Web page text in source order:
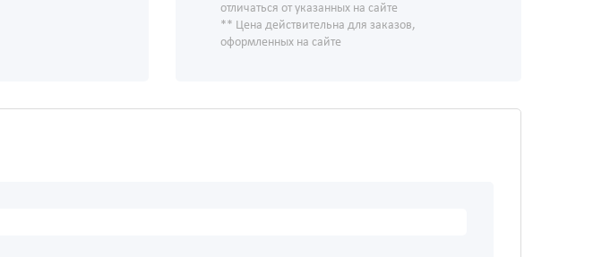
отличаться от указанных на сайте
** Цена действительна для заказов,
оформленных на сайте